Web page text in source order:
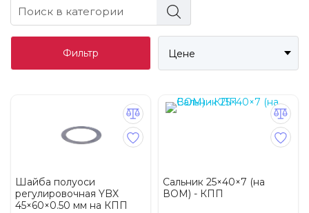
Фильтр Цене
Шайба полуоси
регулировочная YBX
45×60×0.50 мм на КПП
Сальник 25×40×7 (на
ВОМ) - КПП